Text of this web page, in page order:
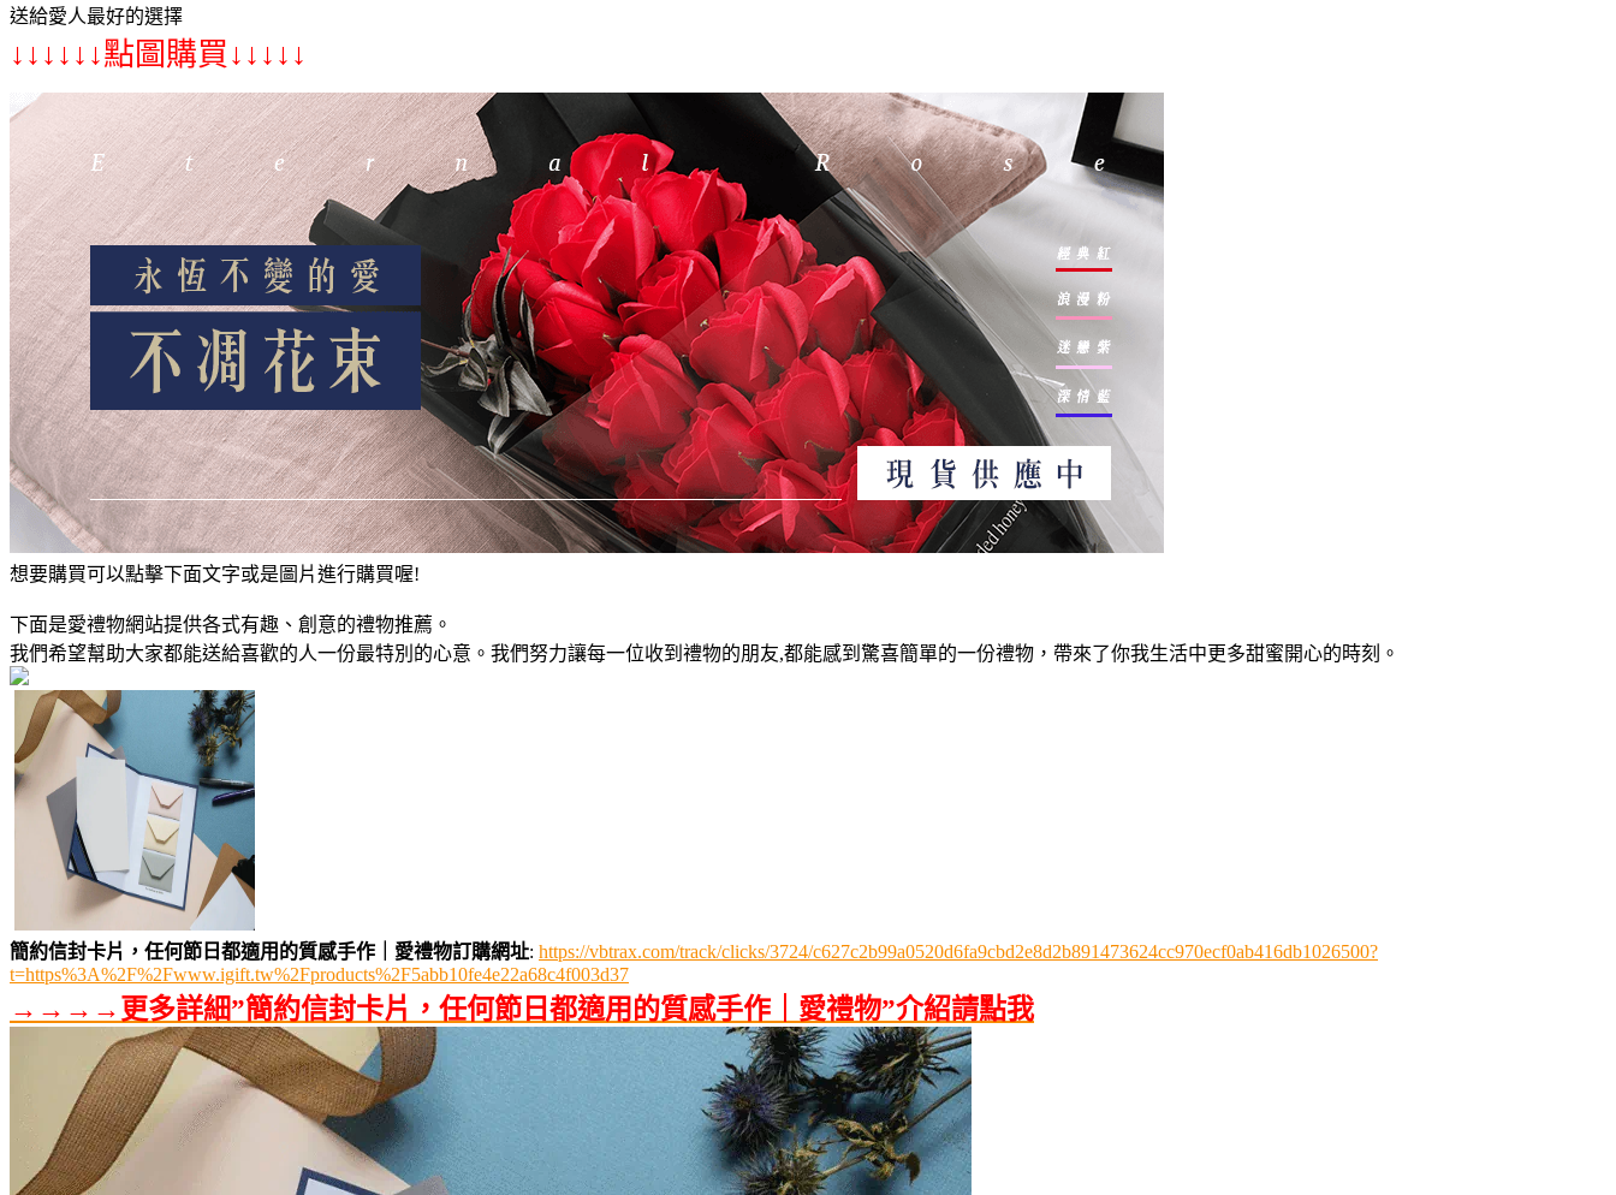
送給愛人最好的選擇
↓↓↓↓↓↓點圖購買↓↓↓↓↓
想要購買可以點擊下面文字或是圖片進行購買喔!
下面是愛禮物網站提供各式有趣、創意的禮物推薦。
我們希望幫助大家都能送給喜歡的人一份最特別的心意。我們努力讓每一位收到禮物的朋友,都能感到驚喜簡單的一份禮物，帶來了你我生活中更多甜蜜開心的時刻。
簡約信封卡片，任何節日都適用的質感手作｜愛禮物訂購網址: https://vbtrax.com/track/clicks/3724/c627c2b99a0520d6fa9cbd2e8d2b891473624cc970ecf0ab416db1026500?
t=https%3A%2F%2Fwww.igift.tw%2Fproducts%2F5abb10fe4e22a68c4f003d37
→→→→更多詳細”簡約信封卡片，任何節日都適用的質感手作｜愛禮物”介紹請點我